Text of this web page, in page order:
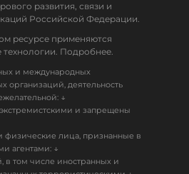
развития, связи и
Российской Федерации.
ресурсе применяются
технологии. Подробнее.
и международных
организаций, деятельность
↓
и запрещены
лица, признанные в
агентами: ↓
в том числе иностранных и